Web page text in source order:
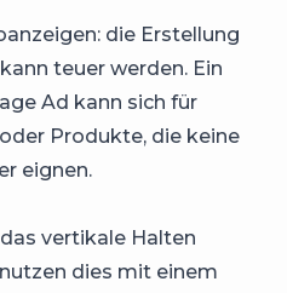
die Erstellung
teuer werden. Ein
Ad kann sich für
Produkte, die keine
eignen.
vertikale Halten
dies mit einem